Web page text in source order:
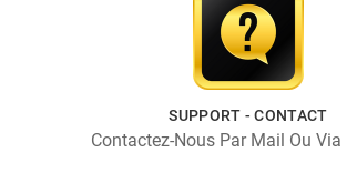
SUPPORT - CONTACT
Contactez-Nous Par Mail Ou Via